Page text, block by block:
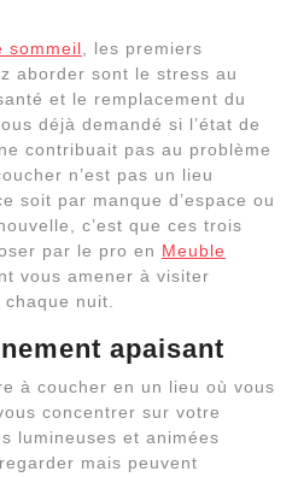
sommeil, les premiers
aborder sont le stress au
et le remplacement du
déjà demandé si l’état de
contribuait pas au problème
n’est pas un lieu
soit par manque d’espace ou
c’est que ces trois
par le pro en Meuble
vous amener à visiter
nuit.
apaisant
à coucher en un lieu où vous
concentrer sur votre
lumineuses et animées
mais peuvent